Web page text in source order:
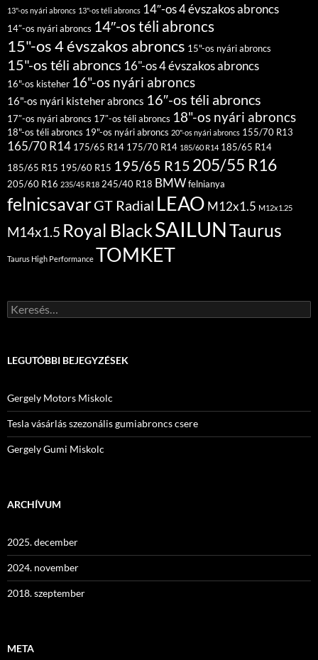
13"-os nyári abroncs 13"-os téli abroncs 14″-os 4 évszakos abroncs
14″-os nyári abroncs 14″-os téli abroncs
15"-os 4 évszakos abroncs 15"-os nyári abroncs
15"-os téli abroncs 16"-os 4 évszakos abroncs
16"-os kisteher 16"-os nyári abroncs
16"-os nyári kisteher abroncs 16″-os téli abroncs
17″-os nyári abroncs 17″-os téli abroncs 18"-os nyári abroncs
18"-os téli abroncs 19"-os nyári abroncs 20"-os nyári abroncs 155/70 R13
165/70 R14 175/65 R14 175/70 R14 185/60 R14 185/65 R14
185/65 R15 195/60 R15 195/65 R15 205/55 R16
205/60 R16 235/45 R18 245/40 R18 BMWfelnianya
felnicsavarGT Radial LEAO M12x1.5 M12x1.25
M14x1.5 Royal BlackSAILUNTaurus
Taurus High Performance TOMKET
Keresés:
LEGUTÓBBI BEJEGYZÉSEK
Gergely Motors Miskolc
Tesla vásárlás szezonális gumiabroncs csere
Gergely Gumi Miskolc
ARCHÍVUM
2025. december
2024. november
2018. szeptember
META